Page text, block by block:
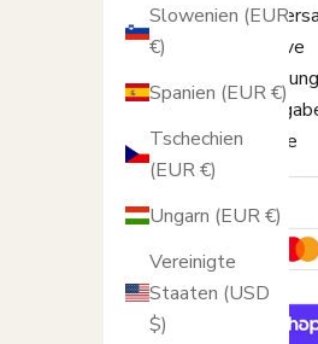
Slowenien (EUR
€)
Spanien (EUR €)
Tschechien
(EUR €)
Ungarn (EUR €)
Vereinigte
Staaten (USD
$)
✓ Kostenloser
✓ MWST inklusive
✓ Schnelle
✓ 30 Tage
✓ 2 Jahre Garantie